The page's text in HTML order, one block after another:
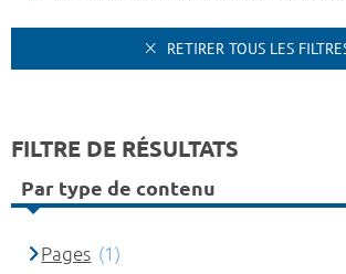
RETIRER TOUS LES
FILTRE DE RÉSULTATS
Par type de contenu
Pages (1)